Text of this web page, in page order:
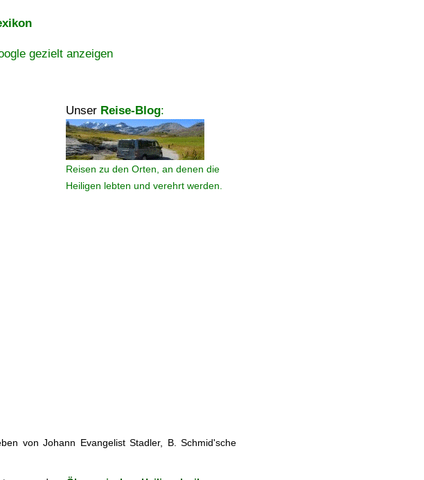
gezielt anzeigen
Unser Reise-Blog:
Reisen zu den Orten, an denen die
Heiligen lebten und verehrt werden.
von Johann Evangelist Stadler, B. Schmid'sche